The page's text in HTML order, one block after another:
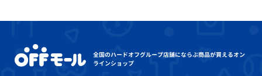
全国のハードオフグループ店舗にならぶ商品が買えるオン
ラインショップ